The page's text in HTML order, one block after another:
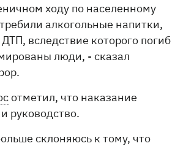
ходу по населенному
алкогольные напитки,
вследствие которого погиб
люди, - сказал
отметил, что наказание
руководство.
склоняюсь к тому, что